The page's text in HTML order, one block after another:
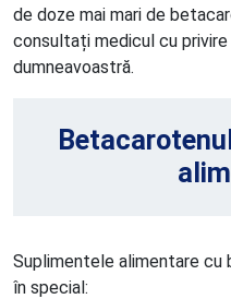
de doze mai mari de
consultați medicul cu
dumneavoastră.
Suplimentele alimentare
în special: